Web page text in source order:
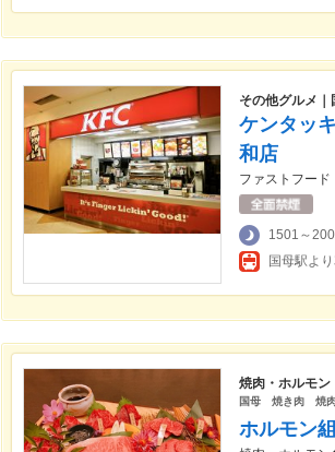
その他グルメ｜
ケンタッ
和店
ファストフード
1501～
国母駅よ
焼肉・ホルモン
国母 焼き肉 焼
ホルモン